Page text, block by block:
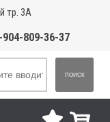
тр. 3А
809-36-37
ПОИСК